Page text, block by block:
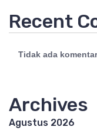
Recent
Tidak ada
Archives
Agustus 2026